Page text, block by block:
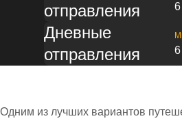
отправления
Дневные
отправления
Одним из лучших вариантов